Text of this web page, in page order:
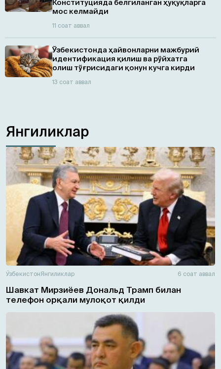
Конституцияда белгиланган ҳуқуқларга
мос келмайди
11 соат аввал
Ўзбекистонда ҳайвонларни мажбурий
идентификация қилиш ва рўйхатга
олиш тўғрисидаги қонун кучга кирди
13 соат аввал
Янгиликлар
ЎзбекистонЯнгиликлар 6 соат аввал
Шавкат Мирзиёев Дональд Трамп билан
телефон орқали мулоқот қилди